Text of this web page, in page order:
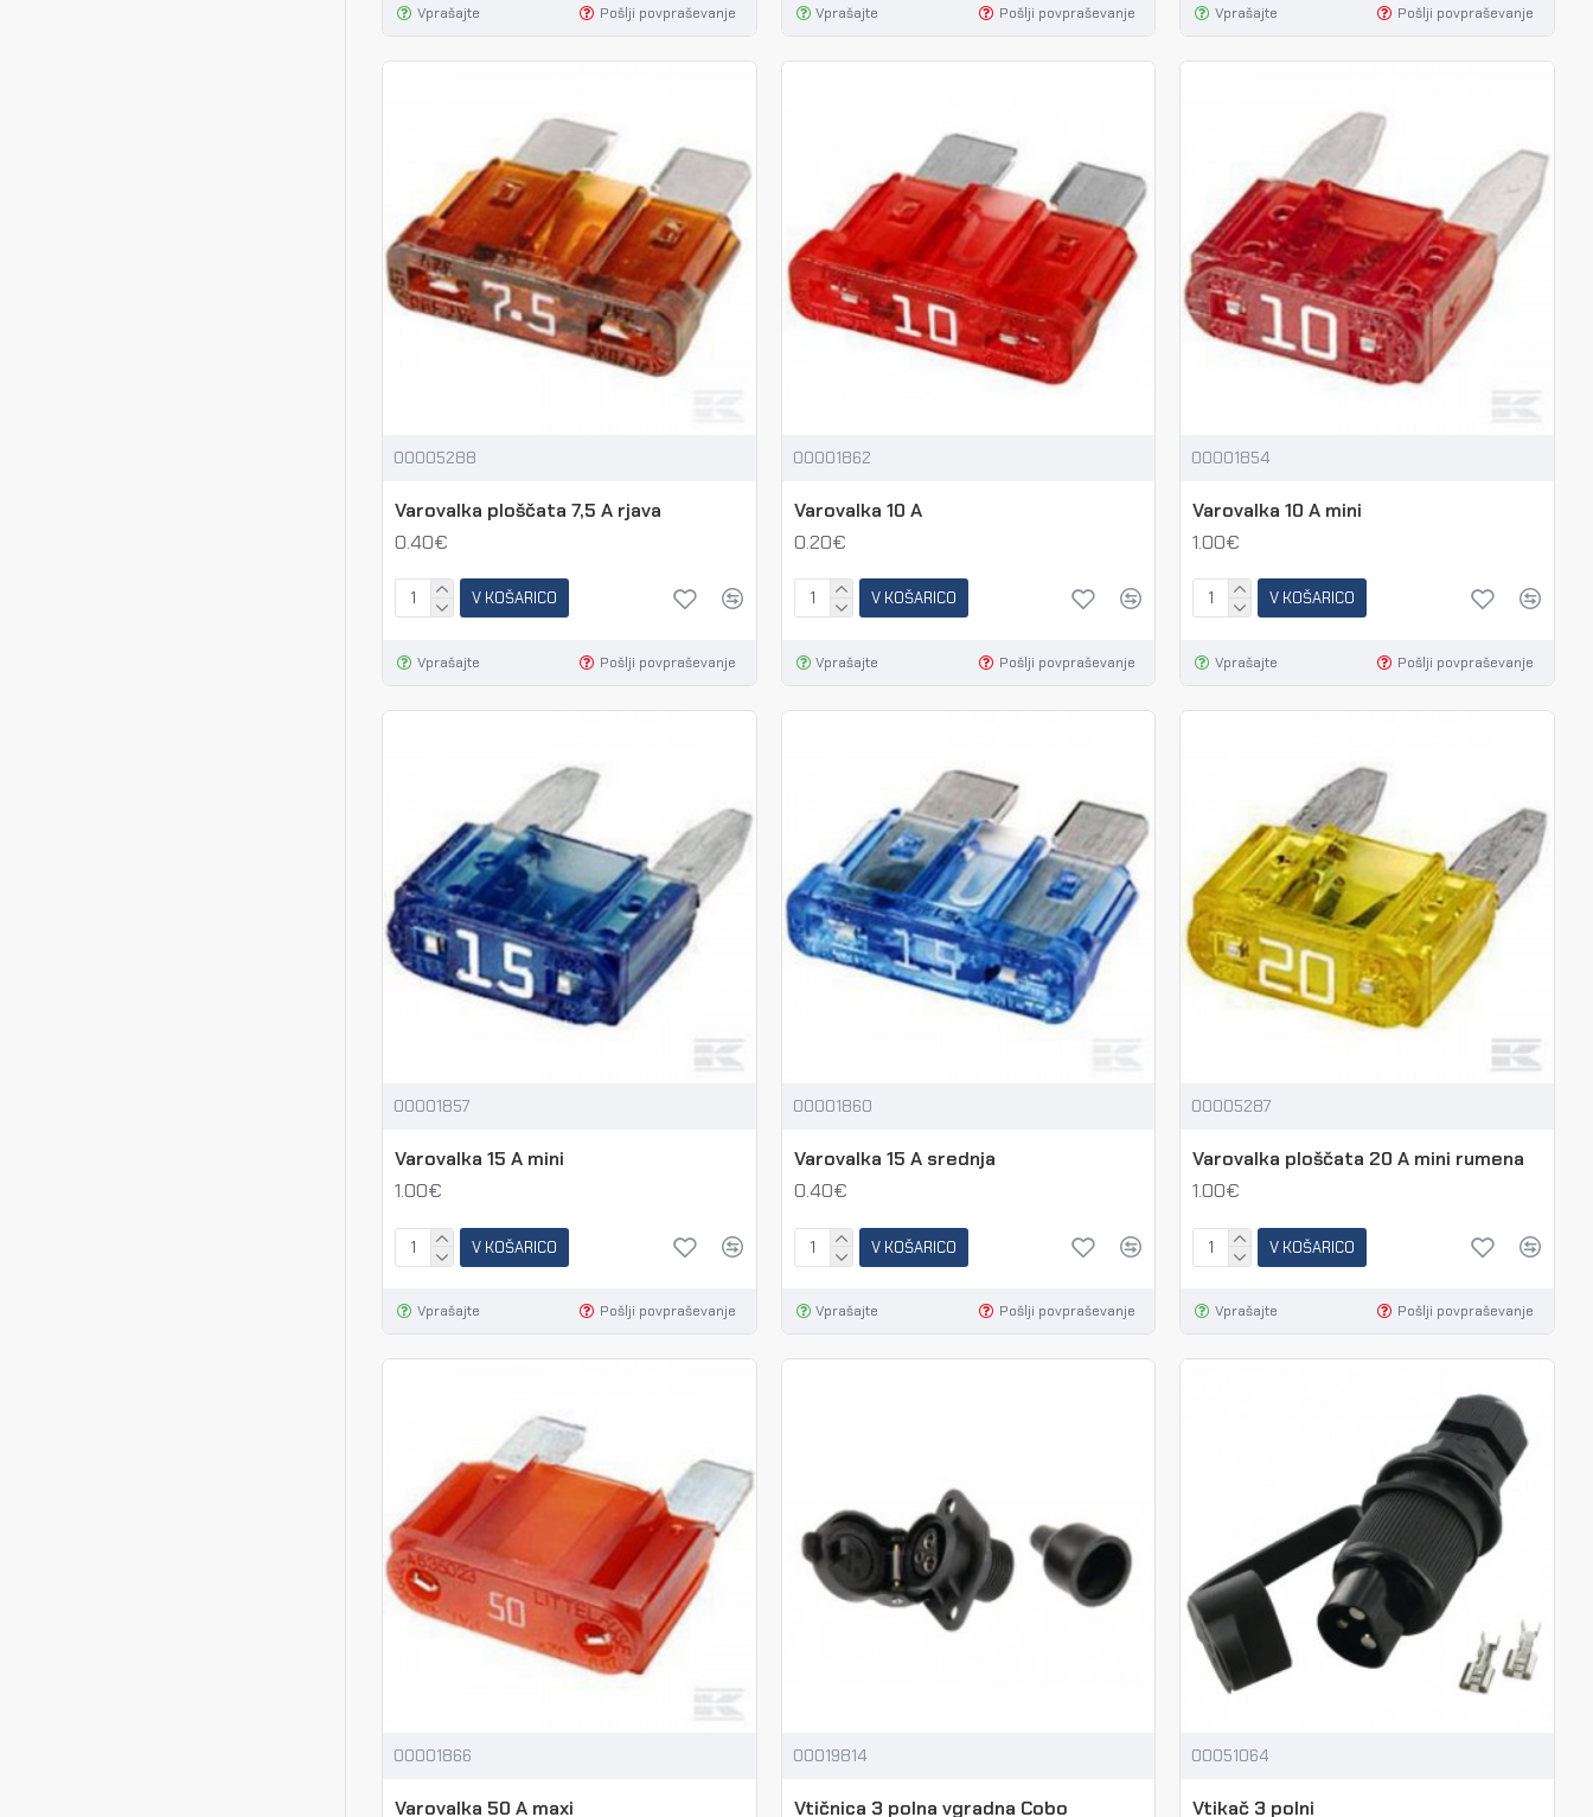
Vprašajte Pošlji povpraševanje Vprašajte Pošlji povpraševanje Vprašajte Pošlji povpraševanje
00005288
Varovalka ploščata 7,5 A rjava
0.40€
V KOŠARICO
Vprašajte Pošlji povpraševanje
00001862
Varovalka 10 A
0.20€
V KOŠARICO
Vprašajte Pošlji povpraševanje
00001854
Varovalka 10 A mini
1.00€
V KOŠARICO
Vprašajte Pošlji povpraševanje
00001857
Varovalka 15 A mini
1.00€
V KOŠARICO
Vprašajte Pošlji povpraševanje
00001860
Varovalka 15 A srednja
0.40€
V KOŠARICO
Vprašajte Pošlji povpraševanje
00005287
Varovalka ploščata 20 A mini rumena
1.00€
V KOŠARICO
Vprašajte Pošlji povpraševanje
00001866
Varovalka 50 A maxi
00019814
Vtičnica 3 polna vgradna Cobo
00051064
Vtikač 3 polni